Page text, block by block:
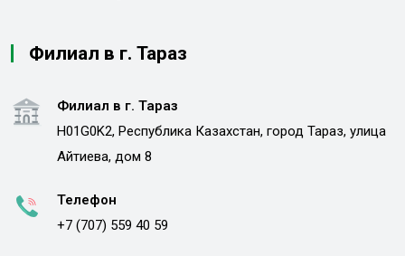
Филиал в г. Тараз
Филиал в г. Тараз
H01G0K2, Республика Казахстан, город Тараз, улица
Айтиева, дом 8
Телефон
+7 (707) 559 40 59